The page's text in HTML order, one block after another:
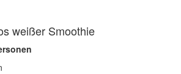
weißer Smoothie